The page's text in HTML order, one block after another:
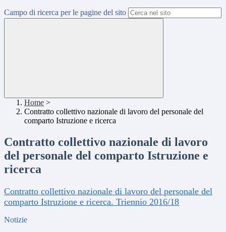
Campo di ricerca per le pagine del sito
Home >
Contratto collettivo nazionale di lavoro del personale del
comparto Istruzione e ricerca
Contratto collettivo nazionale di lavoro
del personale del comparto Istruzione e
ricerca
Contratto collettivo nazionale di lavoro del personale del
comparto Istruzione e ricerca. Triennio 2016/18
Notizie